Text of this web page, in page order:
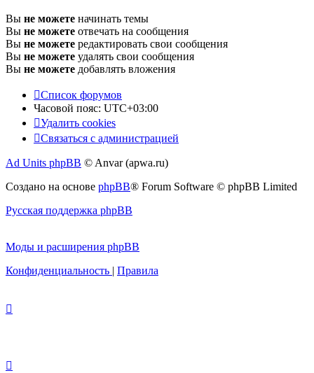
Вы не можете начинать темы
Вы не можете отвечать на сообщения
Вы не можете редактировать свои сообщения
Вы не можете удалять свои сообщения
Вы не можете добавлять вложения
Список форумов
Часовой пояс: UTC+03:00
Удалить cookies
Связаться с администрацией
Ad Units phpBB © Anvar (apwa.ru)
Создано на основе phpBB® Forum Software © phpBB Limited
Русская поддержка phpBB
Моды и расширения phpBB
Конфиденциальность | Правила